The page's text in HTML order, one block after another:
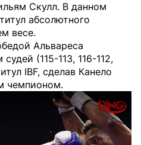
Скулл. В данном
абсолютного
весе.
Альвареса
(115-113, 116-112,
IBF, сделав Канело
чемпионом.